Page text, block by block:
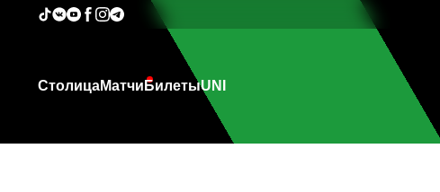
СтолицаМатчи БилетыUNI